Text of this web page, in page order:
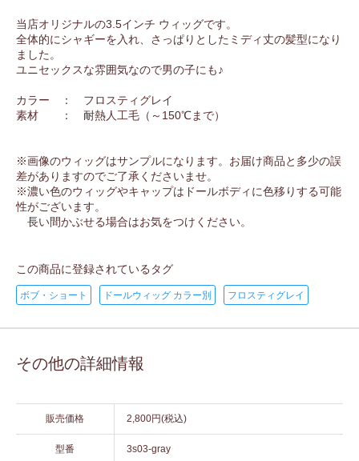
当店オリジナルの3.5インチ ウィッグです。
全体的にシャギーを入れ、さっぱりとしたミディ丈の髪型になり
ました。
ユニセックスな雰囲気なので男の子にも♪
カラー ： フロスティグレイ
素材 ： 耐熱人工毛（～150℃まで）
※画像のウィッグはサンプルになります。お届け商品と多少の誤
差がありますのでご了承くださいませ。
※濃い色のウィッグやキャップはドールボディに色移りする可能
性がございます。
長い間かぶせる場合はお気をつけください。
この商品に登録されているタグ
ボブ・ショート ドールウィッグ カラー別 フロスティグレイ
その他の詳細情報
販売価格 2,800円(税込)
型番 3s03-gray